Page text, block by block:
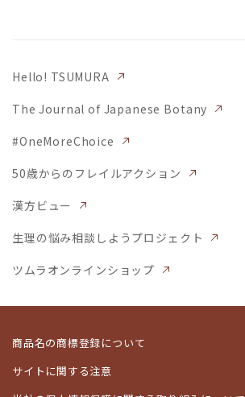
Hello! TSUMURA
The Journal of Japanese Botany
#OneMoreChoice
50歳からのフレイルアクション
漢方ビュー
生理の悩み相談しようプロジェクト
ツムラオンラインショップ
商品名の商標登録について
サイトに関する注意